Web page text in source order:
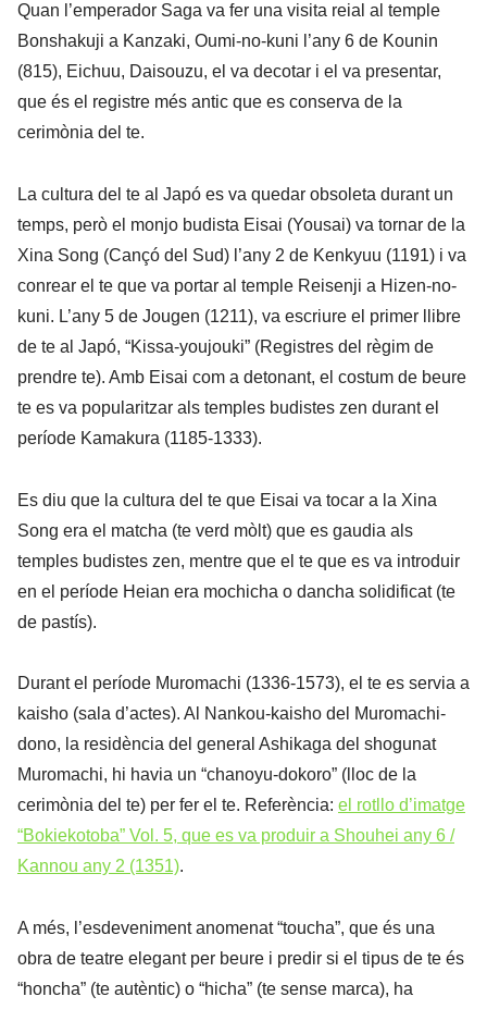
Quan l’emperador Saga va fer una visita reial al temple
Bonshakuji a Kanzaki, Oumi-no-kuni l’any 6 de Kounin
(815), Eichuu, Daisouzu, el va decotar i el va presentar,
que és el registre més antic que es conserva de la
cerimònia del te.
La cultura del te al Japó es va quedar obsoleta durant un
temps, però el monjo budista Eisai (Yousai) va tornar de la
Xina Song (Cançó del Sud) l’any 2 de Kenkyuu (1191) i va
conrear el te que va portar al temple Reisenji a Hizen-no-
kuni. L’any 5 de Jougen (1211), va escriure el primer llibre
de te al Japó, “Kissa-youjouki” (Registres del règim de
prendre te). Amb Eisai com a detonant, el costum de beure
te es va popularitzar als temples budistes zen durant el
període Kamakura (1185-1333).
Es diu que la cultura del te que Eisai va tocar a la Xina
Song era el matcha (te verd mòlt) que es gaudia als
temples budistes zen, mentre que el te que es va introduir
en el període Heian era mochicha o dancha solidificat (te
de pastís).
Durant el període Muromachi (1336-1573), el te es servia a
kaisho (sala d’actes). Al Nankou-kaisho del Muromachi-
dono, la residència del general Ashikaga del shogunat
Muromachi, hi havia un “chanoyu-dokoro” (lloc de la
cerimònia del te) per fer el te. Referència: el rotllo d’imatge
“Bokiekotoba” Vol. 5, que es va produir a Shouhei any 6 /
Kannou any 2 (1351).
A més, l’esdeveniment anomenat “toucha”, que és una
obra de teatre elegant per beure i predir si el tipus de te és
“honcha” (te autèntic) o “hicha” (te sense marca), ha